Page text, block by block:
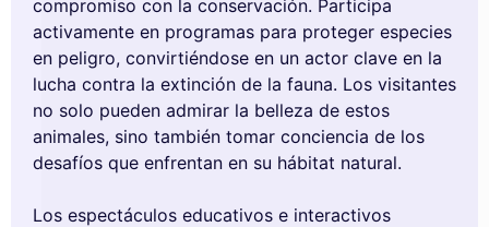
compromiso con la conservación. Participa
activamente en programas para proteger especies
en peligro, convirtiéndose en un actor clave en la
lucha contra la extinción de la fauna. Los visitantes
no solo pueden admirar la belleza de estos
animales, sino también tomar conciencia de los
desafíos que enfrentan en su hábitat natural.
Los espectáculos educativos e interactivos